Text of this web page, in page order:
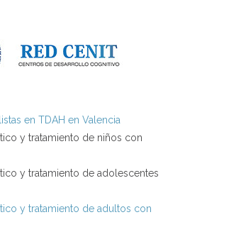
en TDAH en Valencia
y tratamiento de niños con
y tratamiento de adolescentes
y tratamiento de adultos con